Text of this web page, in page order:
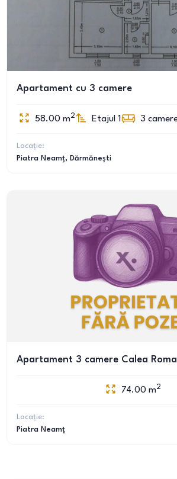
Apartament cu 3 camere
58.00 m2 Etajul 1 3
Locație:
Piatra Neamț, Dărmănești
Apartament 3 camere Calea
74.00 m2
Locație:
Piatra Neamț